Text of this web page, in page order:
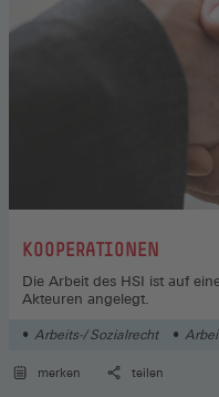
:KOOPERATIONEN
Die Arbeit des HSI ist auf
Akteuren angelegt.
Arbeits-/ Sozialrecht
merken teilen